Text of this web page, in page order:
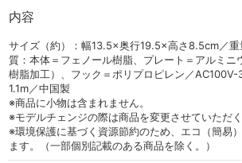
内容
サイズ（約）：幅13.5×奥行19.5×高さ8.5cm／
質：本体＝フェノール樹脂、プレート＝アルミニ
樹脂加工）、フック＝ポリプロピレン／
1.1m／中国製
※商品に小物は含まれません。
※モデルチェンジの際は商品を変更させていただ
※環境保護に基づく資源節約のため、エコ（簡易
ます。（一部個別記載のある商品を除く。）